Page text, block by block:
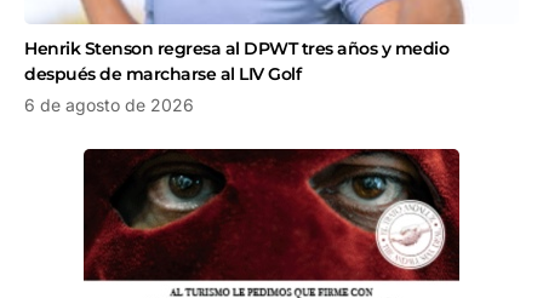
Henrik Stenson regresa al DPWT tres años y medio
después de marcharse al LIV Golf
6 de agosto de 2026